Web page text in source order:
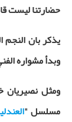
حضارتنا ليست
يذكر بان النجم
وبدأ مشواره الفني سنة
ومثل نصيريان
مسلسل "